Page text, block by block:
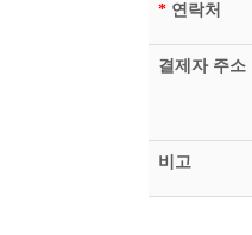
* 연락처
결제자 주소
비고